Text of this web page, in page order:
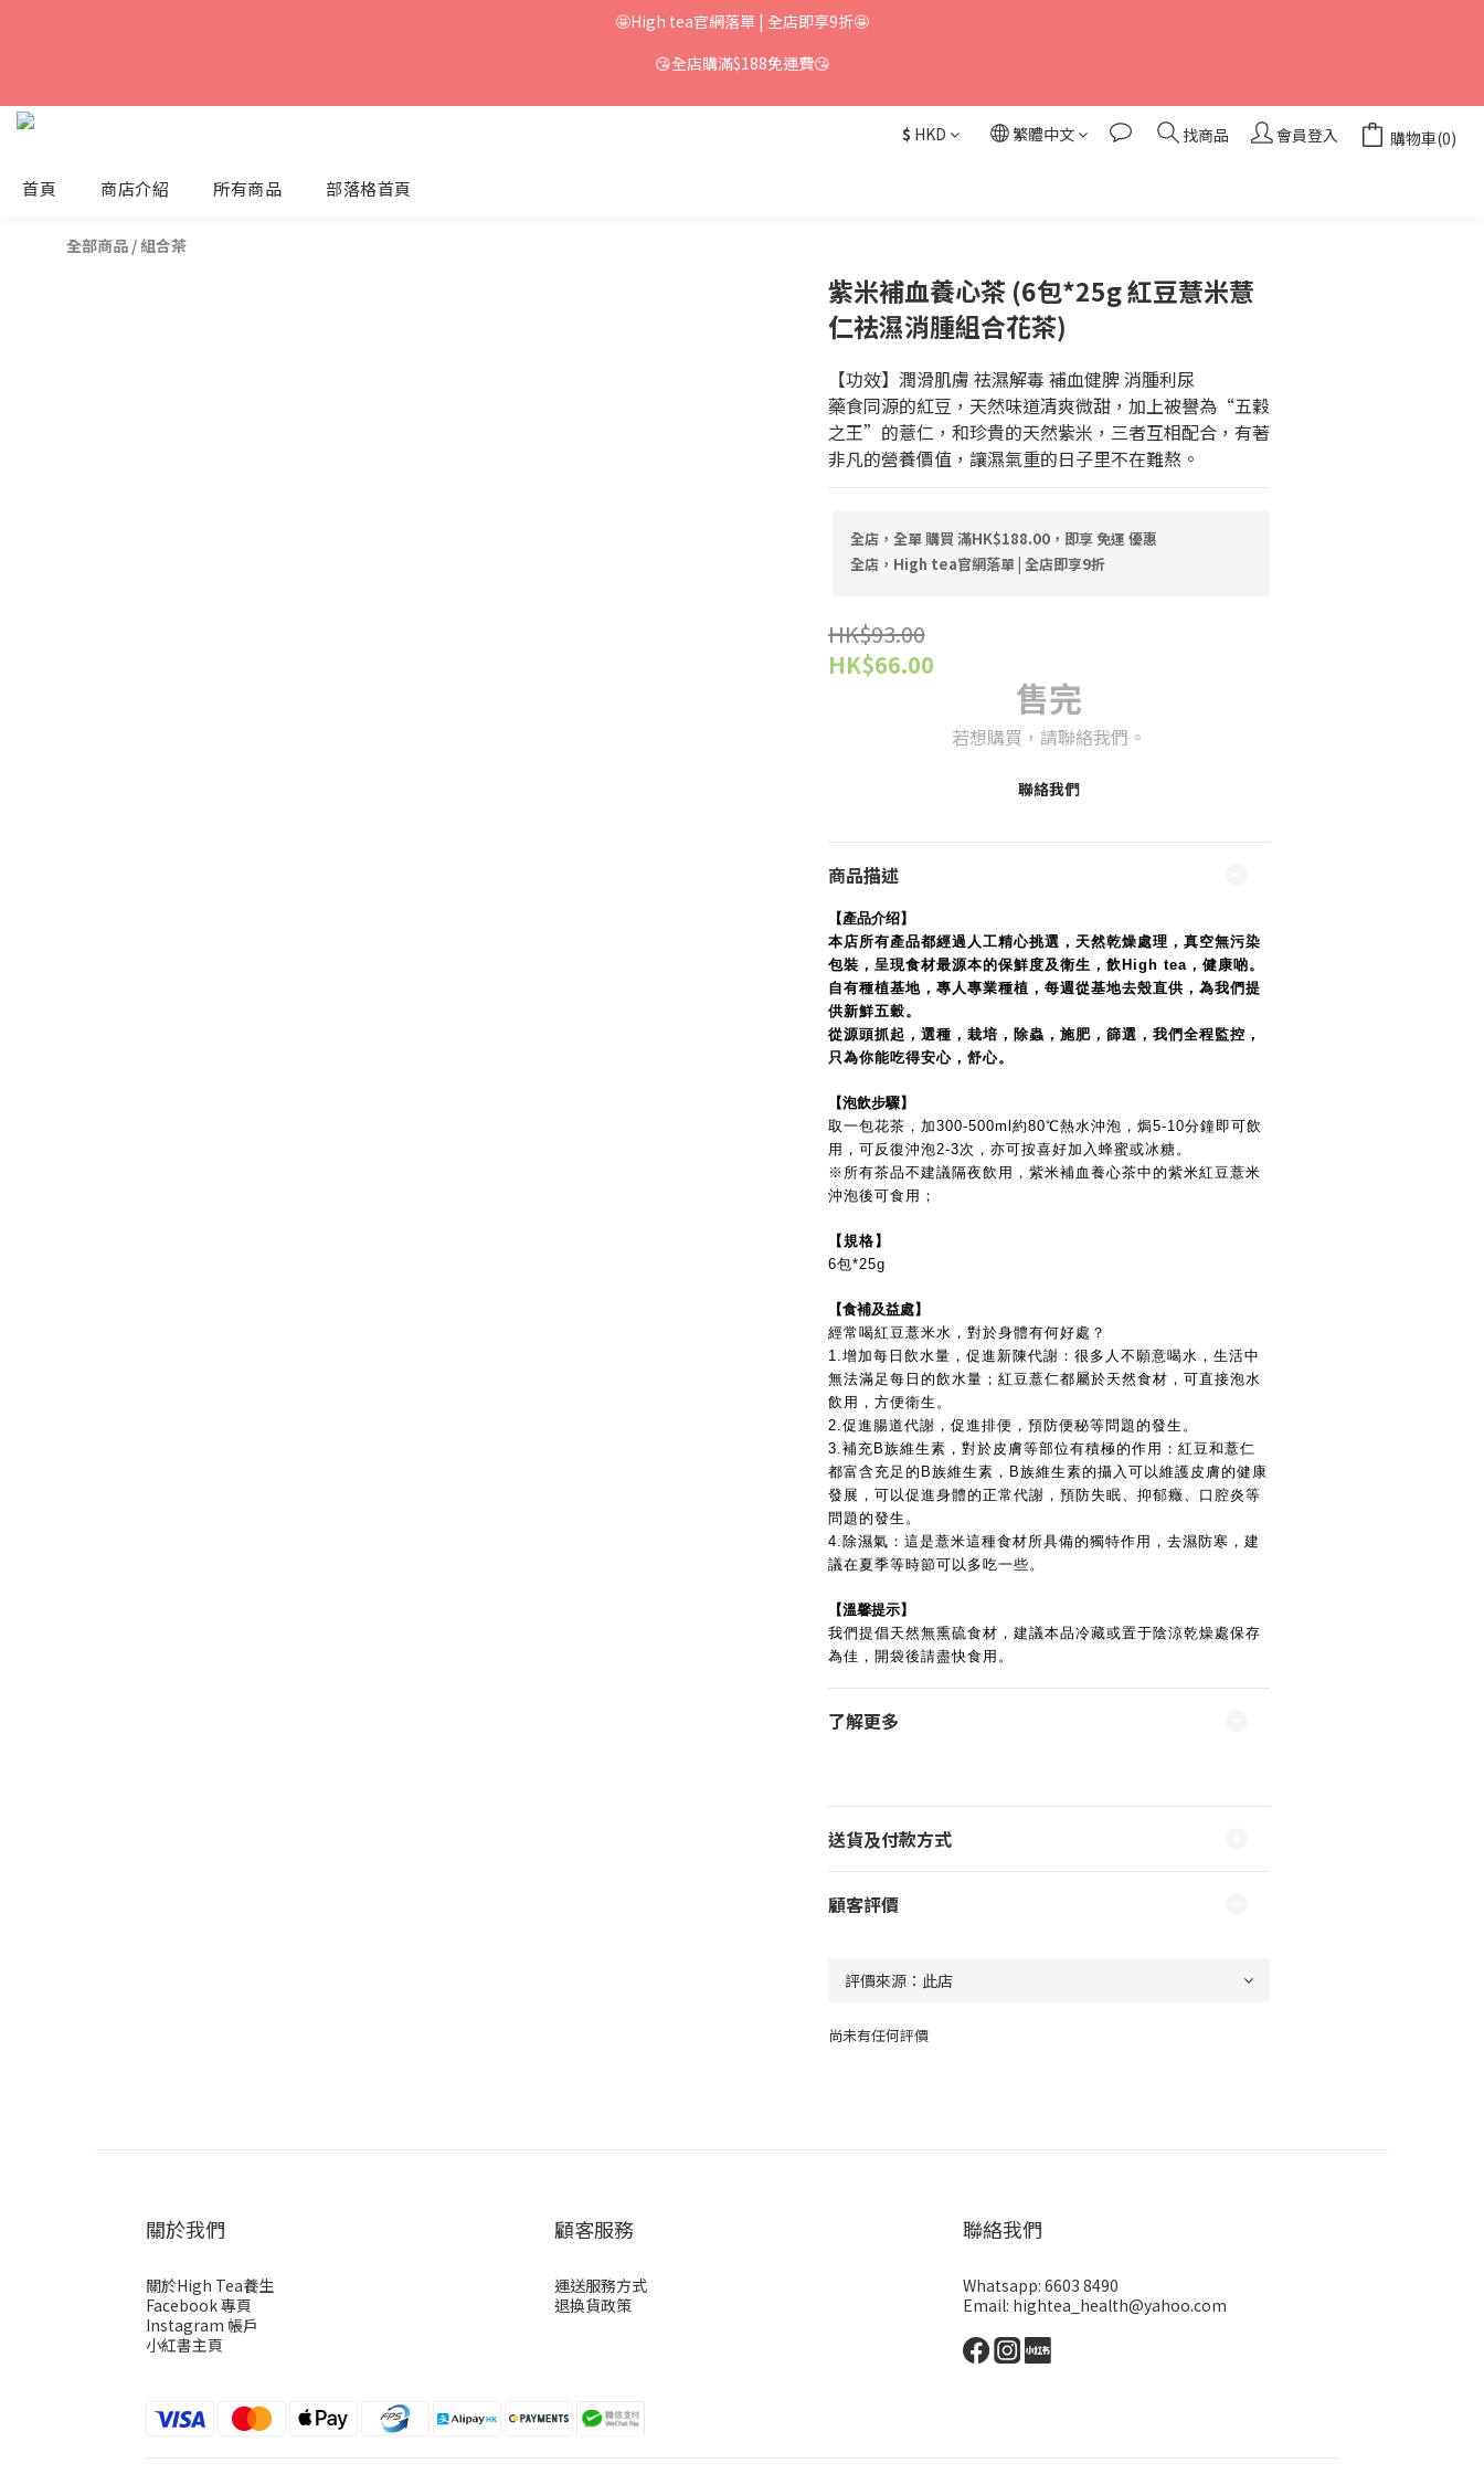
🤩High tea官網落單 | 全店即享9折🤩
😘全店購滿$188免運費😘
$ HKD 繁體中文 找商品 會員登入 購物車(0)
首頁 商店介紹 所有商品 部落格首頁
全部商品 /組合茶
紫米補血養心茶 (6包*25g 紅豆薏米薏
仁祛濕消腫組合花茶)
【功效】潤滑肌膚 祛濕解毒 補血健脾 消腫利尿
藥食同源的紅豆，天然味道清爽微甜，加上被譽為“五穀
之王”的薏仁，和珍貴的天然紫米，三者互相配合，有著
非凡的營養價值，讓濕氣重的日子里不在難熬。
全店，全單 購買 滿HK$188.00，即享 免運 優惠
全店，High tea官網落單 | 全店即享9折
HK$93.00
HK$66.00
售完
若想購買，請聯絡我們。
聯絡我們
商品描述
【產品介绍】
本店所有產品都經過人工精心挑選，天然乾燥處理，真空無污染
包裝，呈現食材最源本的保鮮度及衛生，飲High tea，健康啲。
自有種植基地，專人專業種植，每週從基地去殼直供，為我們提
供新鮮五穀。
從源頭抓起，選種，栽培，除蟲，施肥，篩選，我們全程監控，
只為你能吃得安心，舒心。
【泡飲步驟】
取一包花茶，加300-500ml約80℃熱水沖泡，焗5-10分鐘即可飲
用，可反復沖泡2-3次，亦可按喜好加入蜂蜜或冰糖。
※所有茶品不建議隔夜飲用，紫米補血養心茶中的紫米紅豆薏米
沖泡後可食用；
【規格】
6包*25g
【食補及益處】
經常喝紅豆薏米水，對於身體有何好處？
1.增加每日飲水量，促進新陳代謝：很多人不願意喝水，生活中
無法滿足每日的飲水量；紅豆薏仁都屬於天然食材，可直接泡水
飲用，方便衛生。
2.促進腸道代謝，促進排便，預防便秘等問題的發生。
3.補充B族維生素，對於皮膚等部位有積極的作用：紅豆和薏仁
都富含充足的B族維生素，B族維生素的攝入可以維護皮膚的健康
發展，可以促進身體的正常代謝，預防失眠、抑郁癥、口腔炎等
問題的發生。
4.除濕氣：這是薏米這種食材所具備的獨特作用，去濕防寒，建
議在夏季等時節可以多吃一些。
【溫馨提示】
我們提倡天然無熏硫食材，建議本品冷藏或置于陰涼乾燥處保存
為佳，開袋後請盡快食用。
了解更多
送貨及付款方式
顧客評價
尚未有任何評價
關於我們
關於High Tea養生
Facebook 專頁
Instagram 帳戶
小紅書主頁
顧客服務
運送服務方式
退換貨政策
聯絡我們
Whatsapp: 6603 8490
Email: hightea_health@yahoo.com